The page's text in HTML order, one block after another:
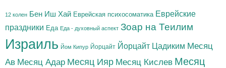
12 колен Бен Иш Хай Еврейская психосоматика Еврейские
праздники Еда Еда - духовный аспект Зоар на Теилим
Израиль Йом Кипур Йорцайт Йорцайт Цадиким Месяц
Ав Месяц Адар Месяц Ияр Месяц Кислев Месяц